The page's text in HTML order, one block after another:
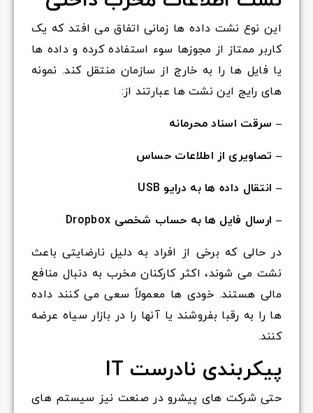
این نوع نشت داده ها زمانی اتفاق می افتد که یک
کاربر ممتاز از مجوزها سوء استفاده کرده و داده ها
یا فایل ها را به خارج از سازمان منتقل کند. نمونه
های رایج این نشت ها عبارتند از:
– سرقت اسناد محرمانه
– تصاویری از اطلاعات حساس
– انتقال داده ها به درایو USB
– ارسال فایل ها به حساب شخصی Dropbox
در حالی که برخی از افراد به دلیل نارضایتی باعث
نشت می شوند، اکثر کارکنان مخرب به دنبال منافع
مالی هستند. خودی ها معمولاً سعی می کنند داده
ها را به رقبا بفروشند یا آنها را در بازار سیاه عرضه
کنند.
پیکربندی نادرست IT
حتی شرکت های پیشرو در صنعت نیز سیستم های